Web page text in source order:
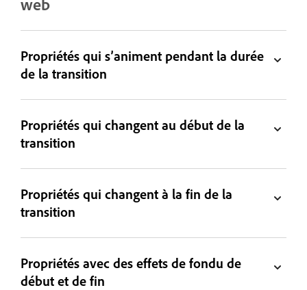
web
Propriétés qui s’animent pendant la durée
de la transition
Propriétés qui changent au début de la
transition
Propriétés qui changent à la fin de la
transition
Propriétés avec des effets de fondu de
début et de fin